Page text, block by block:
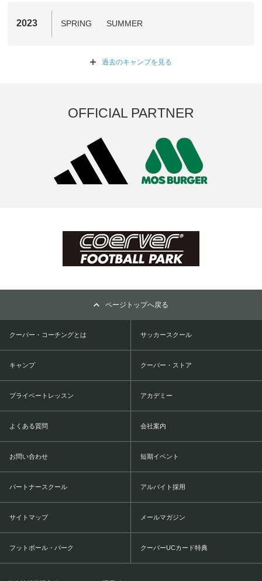
2023 SPRING SUMMER
過去のキャンプを 見る
OFFICIAL PARTNER
ページトップへ戻る
クーバー・コーチングとは サッカースクール
キャンプ クーバー・ストア
プライベートレッスン アカデミー
よくある質問 会社案内
お問い合わせ 短期イベント
パートナースクール アルバイト採用
サイトマップ メールマガジン
フットボール・パーク クーバーUCカード特典